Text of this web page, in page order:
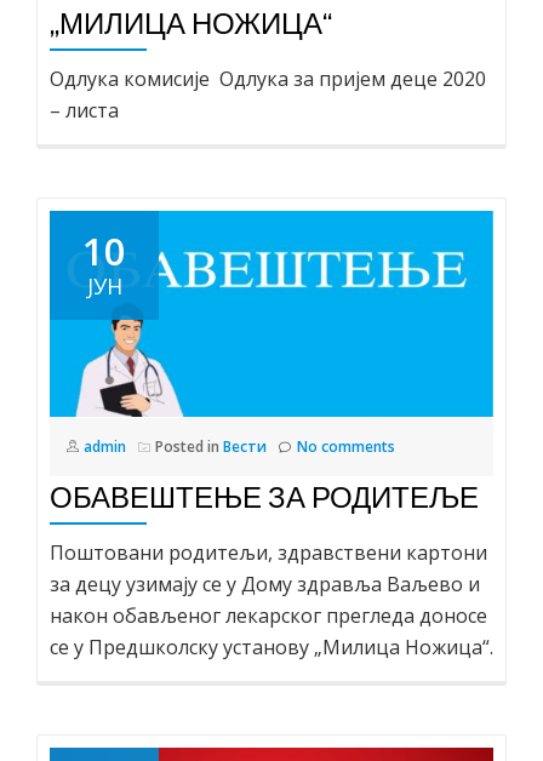
„МИЛИЦА НОЖИЦА“
Одлука комисије Одлука за пријем деце 2020
– листа
10
ЈУН
admin Posted in Вести No comments
ОБАВЕШТЕЊЕ ЗА РОДИТЕЉЕ
Поштовани родитељи, здравствени картони
за децу узимају се у Дому здравља Ваљево и
након обављеног лекарског прегледа доносе
се у Предшколску установу „Милица Ножица“.